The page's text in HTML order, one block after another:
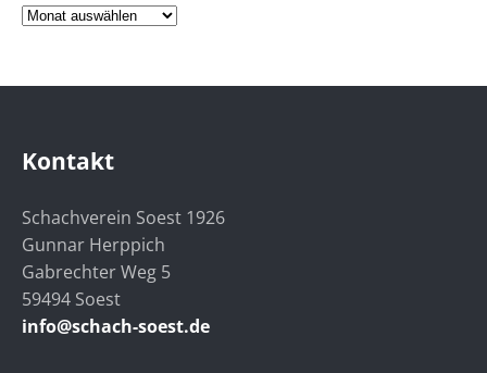
News
Kontakt
Schachverein Soest 1926
Gunnar Herppich
Gabrechter Weg 5
59494 Soest
info@schach-soest.de